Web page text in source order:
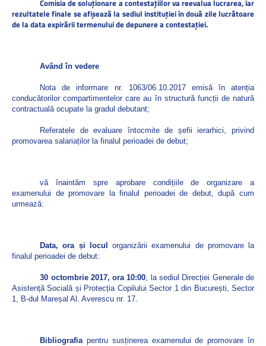
Comisia de soluţionare a contestaţiilor va reevalua lucrarea, iar
rezultatele finale se afişează la sediul instituţiei în două zile lucrătoare
de la data expirării termenului de depunere a contestaţiei.
Având în vedere
Nota de informare nr. 1063/06.10.2017 emisă în atenția
conducătorilor compartimentelor care au în structură funcții de natură
contractuală ocupate la gradul debutant;
Referatele de evaluare întocmite de șefii ierarhici, privind
promovarea salariaților la finalul perioadei de debut;
vă înaintăm spre aprobare condițiile de organizare a
examenului de promovare la finalul perioadei de debut, după cum
urmează:
Data, ora și loculorganizării examenului de promovare la
finalul perioadei de debut:
30 octombrie 2017, ora 10:00, la sediul Direcției Generale de
Asistență Socială și Protecția Copilului Sector 1 din București, Sector
1, B-dul Mareșal Al. Averescu nr. 17.
Bibliografiapentru susținerea examenului de promovare în